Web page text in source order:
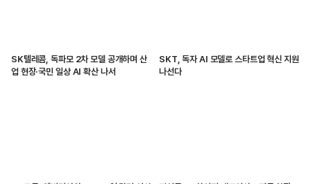
SK텔레콤, 독파모 2차 모델 공개하며 산
업 현장·국민 일상 AI 확산 나서
SKT, 독자 AI 모델로 스타트업 혁신 지원
나선다